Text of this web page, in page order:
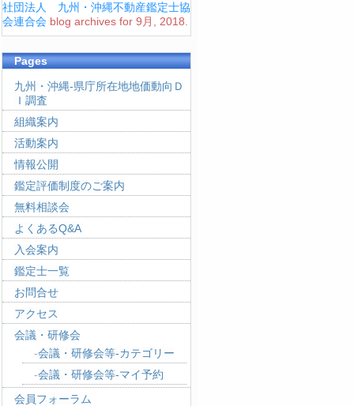
社団法人 九州・沖縄不動産鑑定士協
会連合会 blog archives for 9月, 2018.
Pages
九州・沖縄-県庁所在地地価動向Ｄ
Ｉ調査
組織案内
活動案内
情報公開
鑑定評価制度のご案内
無料相談会
よくあるQ&A
入会案内
鑑定士一覧
お問合せ
アクセス
会議・研修会
会議・研修会等-カテゴリー
会議・研修会等-マイ予約
会員フォーラム